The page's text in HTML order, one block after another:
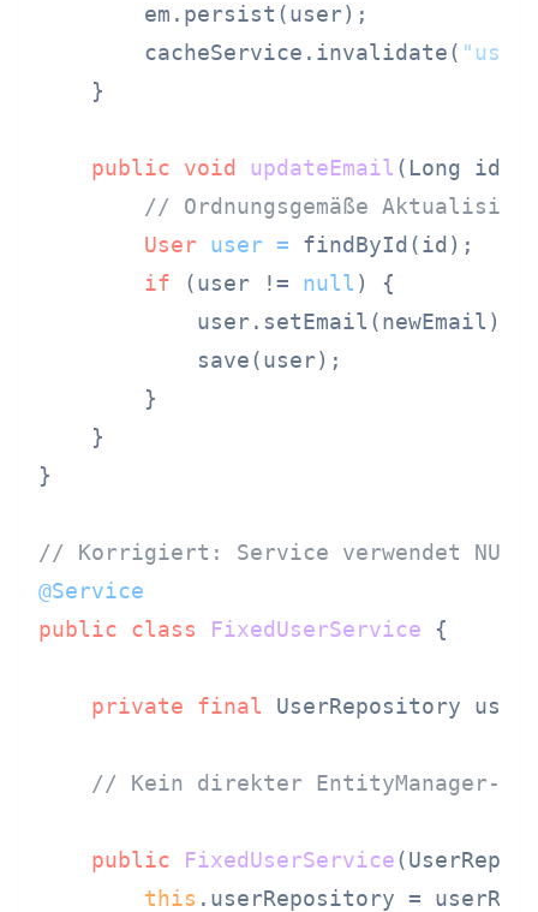
        em.persist(user);
        cacheService.invalidate(
    }
public void updateEmail (Long id,
// Ordnungsgemäße
User
user = findById(id);
if (user != null ) {
            user.setEmail(newEmail);
            save(user);
        }
    }
}
// Korrigiert: Service verwendet NUR
@Service
public
class FixedUserService {
private final UserRepository
// Kein direkter EntityManager-
public FixedUserService
this .userRepository =